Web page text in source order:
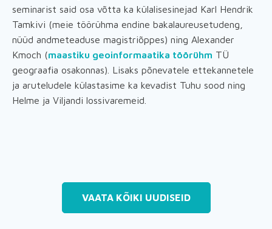
seminarist said osa võtta ka külalisesinejad Karl Hendrik
Tamkivi (meie töörühma endine bakalaureusetudeng,
nüüd andmeteaduse magistriõppes) ning Alexander
Kmoch (maastiku geoinformaatika töörühm TÜ
geograafia osakonnas). Lisaks põnevatele ettekannetele
ja aruteludele külastasime ka kevadist Tuhu sood ning
Helme ja Viljandi lossivaremeid.
VAATA KÕIKI UUDISEID